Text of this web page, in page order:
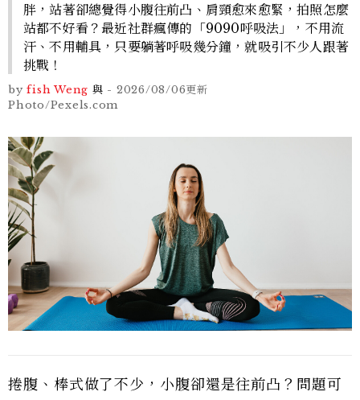
胖，站著卻總覺得小腹往前凸、肩頸愈來愈緊，拍照怎麼
站都不好看？最近社群瘋傳的「9090呼吸法」，不用流
汗、不用輔具，只要躺著呼吸幾分鐘，就吸引不少人跟著
挑戰！
by fish Weng 與 - 2026/08/06更新
Photo/Pexels.com
捲腹、棒式做了不少，小腹卻還是往前凸？問題可